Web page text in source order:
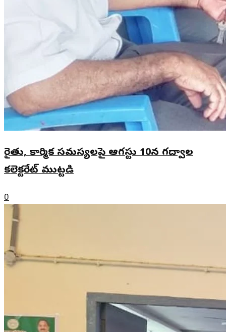
రైతు, కార్మిక సమస్యలపై ఆగస్టు 10న గద్వాల
కలెక్టరేట్ ముట్టడి
0